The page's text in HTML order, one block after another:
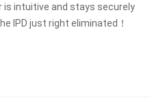
is intuitive and stays securely
IPD just right eliminated！